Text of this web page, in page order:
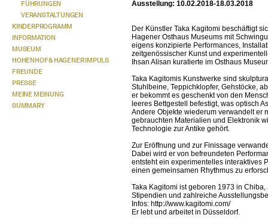
FÜHRUNGEN
VERANSTALTUNGEN
KINDERPROGRAMM
INFORMATION
MUSEUM
HOHENHOF & HAGENER IMPULS
FREUNDE
PRESSE
MEINE MEINUNG
SUMMARY
Ausstellung: 10.02.2018-18.03.2018
Der Künstler Taka Kagitomi beschäftigt
Hagener Osthaus Museums mit
eigens konzipierte Performances,
zeitgenössischer Kunst und
Ihsan Alisan kuratierte im Osthaus
Taka Kagitomis Kunstwerke sind
Stuhlbeine, Teppichklopfer, Gehstöcke,
er bekommt es geschenkt von den
leeres Bettgestell befestigt, was optisch
Andere Objekte wiederum verwandelt er
gebrauchten Materialien und Elektronik
Technologie zur Antike gehört.
Zur Eröffnung und zur Finissage
Dabei wird er von befreundeten
entsteht ein experimentelles interaktives
einen gemeinsamen Rhythmus zu
Taka Kagitomi ist geboren 1973 in
Stipendien und zahlreiche
Infos: http://www.kagitomi.com/
Er lebt und arbeitet in Düsseldorf.